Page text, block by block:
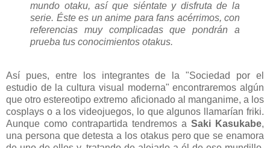
mundo otaku, así que siéntate y disfruta de la
serie. Éste es un anime para fans acérrimos, con
referencias muy complicadas que pondrán a
prueba tus conocimientos otakus.
Así pues, entre los integrantes de la "Sociedad por el
estudio de la cultura visual moderna" encontraremos algún
que otro estereotipo extremo aficionado al manganime, a los
cosplays o a los videojuegos, lo que algunos llamarían friki.
Aunque como contrapartida tendremos a Saki Kasukabe,
una persona que detesta a los otakus pero que se enamora